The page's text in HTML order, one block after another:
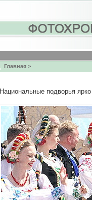
Главная >
Национальные подворья